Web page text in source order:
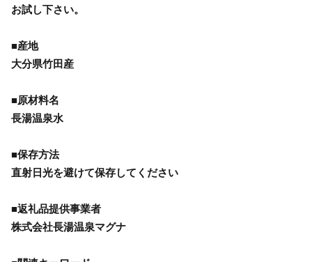
お試し下さい。
■産地
大分県竹田産
■原材料名
長湯温泉水
■保存方法
直射日光を避けて保存してください
■返礼品提供事業者
株式会社長湯温泉マグナ